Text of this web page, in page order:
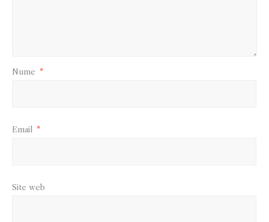
Nume *
Email *
Site web